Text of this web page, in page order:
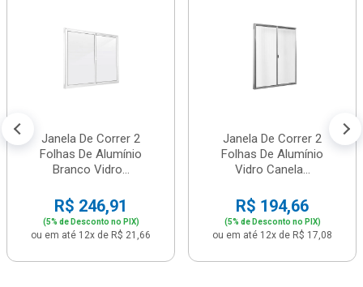
Janela De Correr 2
Folhas De Alumínio
Branco Vidro...
R$ 246,91
(5% de Desconto no PIX)
ou em até 12x de R$ 21,66
Janela De Correr 2
Folhas De Alumínio
Vidro Canela...
R$ 194,66
(5% de Desconto no PIX)
ou em até 12x de R$ 17,08